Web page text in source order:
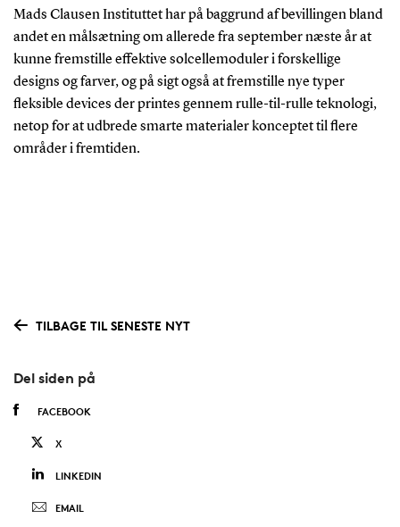
Mads Clausen Instituttet har på baggrund af bevillingen bland
andet en målsætning om allerede fra september næste år at
kunne fremstille effektive solcellemoduler i forskellige
designs og farver, og på sigt også at fremstille nye typer
fleksible devices der printes gennem rulle-til-rulle teknologi,
netop for at udbrede smarte materialer konceptet til flere
områder i fremtiden.
TILBAGE TIL SENESTE NYT
Del siden på
FACEBOOK
X
LINKEDIN
EMAIL